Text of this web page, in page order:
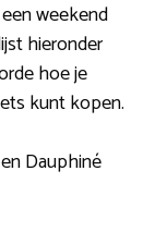
weekend
hieronder
hoe je
kunt kopen.
Dauphiné